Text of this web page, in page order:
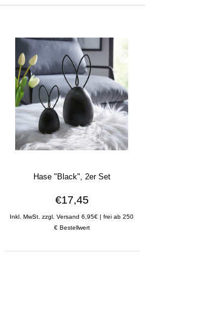
Hase "Black", 2er Set
€17,45
Inkl. MwSt. zzgl. Versand 6,95€ | frei ab 250
€ Bestellwert